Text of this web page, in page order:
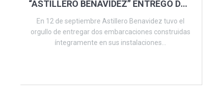
“ASTILLERO BENAVÍDEZ” ENTREGÓ DOS
En 12 de septiembre Astillero Benavidez tuvo el
orgullo de entregar dos embarcaciones construidas
íntegramente en sus instalaciones...